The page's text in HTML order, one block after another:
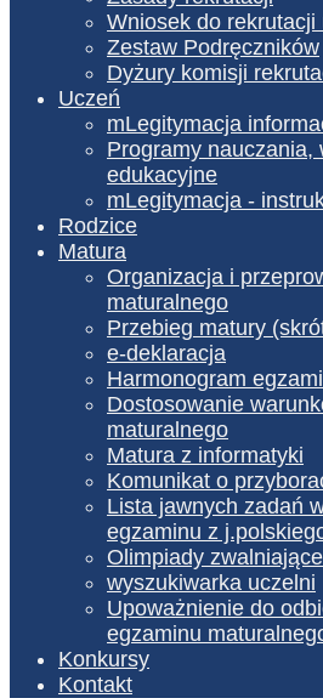
Wniosek do rekrutacji
Zestaw Podręczników
Dyżury komisji
Uczeń
mLegitymacja
Programy nauczania,
edukacyjne
mLegitymacja -
Rodzice
Matura
Organizacja i
maturalnego
Przebieg matury
e-deklaracja
Harmonogram
Dostosowanie
maturalnego
Matura z informatyki
Komunikat o
Lista jawnych zadań
egzaminu z
Olimpiady
wyszukiwarka uczelni
Upoważnienie do
egzaminu
Konkursy
Kontakt